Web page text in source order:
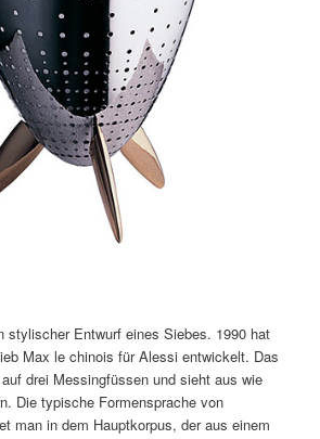
stylischer Entwurf eines Siebes. 1990 hat
Max le chinois für Alessi entwickelt. Das
drei Messingfüssen und sieht aus wie
Die typische Formensprache von
man in dem Hauptkorpus, der aus einem